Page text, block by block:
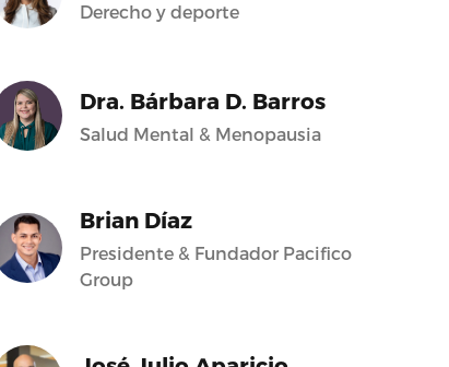
Derecho y deporte
Dra. Bárbara D. Barros
Salud Mental & Menopausia
Brian Díaz
Presidente & Fundador Pacifico
Group